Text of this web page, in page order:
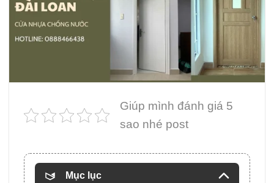
Giúp mình đánh giá 5
sao nhé post
Mục lục